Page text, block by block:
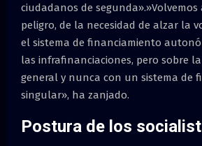
ciudadanos de
peligro, de la necesidad de alzar la
el sistema de financiamiento
las infrafinanciaciones, pero sobre
general y nunca con un sistema de
singular», ha zanjado.
Postura de los